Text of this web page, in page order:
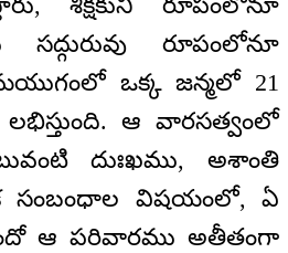
రూపంలోనూ
ఒక్క జన్మలో 21
ఆ వారసత్వంలో
దుఃఖము, అశాంతి
సంబంధాల విషయంలో, ఏ
ఆ పరివారము అతీతంగా